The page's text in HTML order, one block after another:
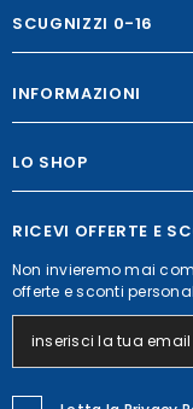
SCUGNIZZI 0-16
INFORMAZIONI
LO SHOP
RICEVI OFFERTE E
Non invieremo mai
offerte e sconti